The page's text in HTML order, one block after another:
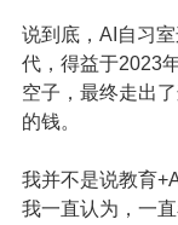
说到底，AI自习
代，得益于2023
空子，最终走出
的钱。
我并不是说教育
我一直认为，一